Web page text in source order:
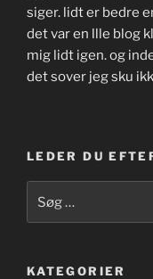
siger. lidt er bedre
det var en llle blog
mig lidt igen. og
det sover jeg sku
LEDER DU
efter:
KATEGORIER